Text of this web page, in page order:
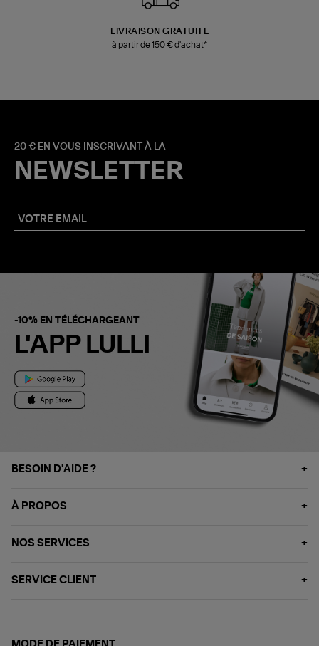
LIVRAISON GRATUITE
à partir de 150 € d'achat*
20 € EN VOUS INSCRIVANT À LA
NEWSLETTER
-10% EN TÉLÉCHARGEANT
L'APP LULLI
BESOIN D'AIDE ?
À PROPOS
NOS SERVICES
SERVICE CLIENT